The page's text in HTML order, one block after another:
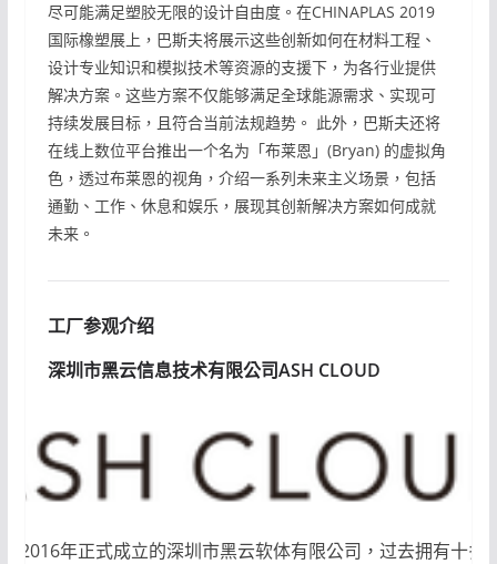
尽可能满足塑胶无限的设计自由度。在CHINAPLAS 2019
国际橡塑展上，巴斯夫将展示这些创新如何在材料工程、
设计专业知识和模拟技术等资源的支援下，为各行业提供
解决方案。这些方案不仅能够满足全球能源需求、实现可
持续发展目标，且符合当前法规趋势。 此外，巴斯夫还将
在线上数位平台推出一个名为「布莱恩」(Bryan) 的虚拟角
色，透过布莱恩的视角，介绍一系列未来主义场景，包括
通勤、工作、休息和娱乐，展现其创新解决方案如何成就
未来。
工厂参观介绍
深圳市黑云信息技术有限公司ASH CLOUD
2016年正式成立的深圳市黑云软体有限公司，过去拥有十多